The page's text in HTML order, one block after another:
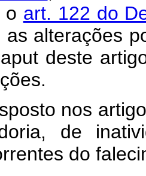
o art. 122 do
as alterações
deste
nos
de
do